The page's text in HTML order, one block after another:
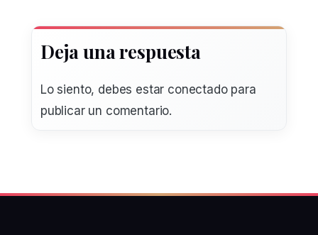
Deja una respuesta
Lo siento, debes estar conectadopara
publicar un comentario.